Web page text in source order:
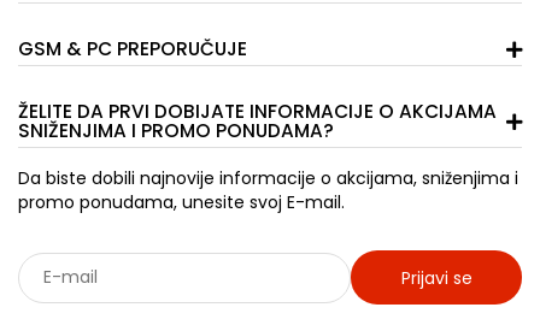
GSM & PC PREPORUČUJE
ŽELITE DA PRVI DOBIJATE INFORMACIJE O AKCIJAMA
SNIŽENJIMA I PROMO PONUDAMA?
Da biste dobili najnovije informacije o akcijama, sniženjima i
promo ponudama, unesite svoj E-mail.
Prijavi se